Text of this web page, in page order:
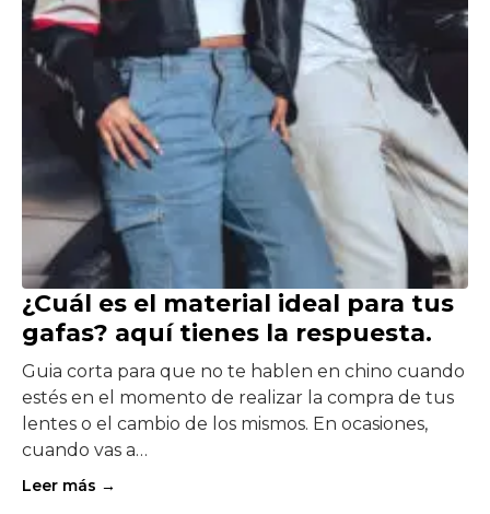
¿Cuál es el material ideal para tus
gafas? aquí tienes la respuesta.
Guia corta para que no te hablen en chino cuando
estés en el momento de realizar la compra de tus
lentes o el cambio de los mismos. En ocasiones,
cuando vas a…
Leer más →